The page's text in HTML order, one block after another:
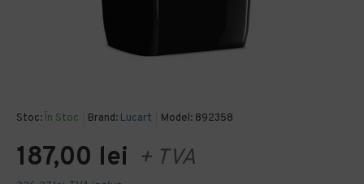
Stoc: În Stoc Brand: Lucart Model: 892358
187,00 lei + TVA